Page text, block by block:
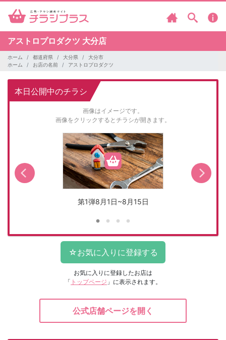
アストロプロダクツ 大分店
ホーム 都道府県 大分県
大分市
ホーム
お店の名前 アストロプロダクツ
本日公開中のチラシ
画像はイメージです。
画像をクリックするとチラシが開きます。
第1弾8月1日~8月15日
お気に入りに登録したお店は
「 トップページ 」に表示されます。
公式店舗ページを開く